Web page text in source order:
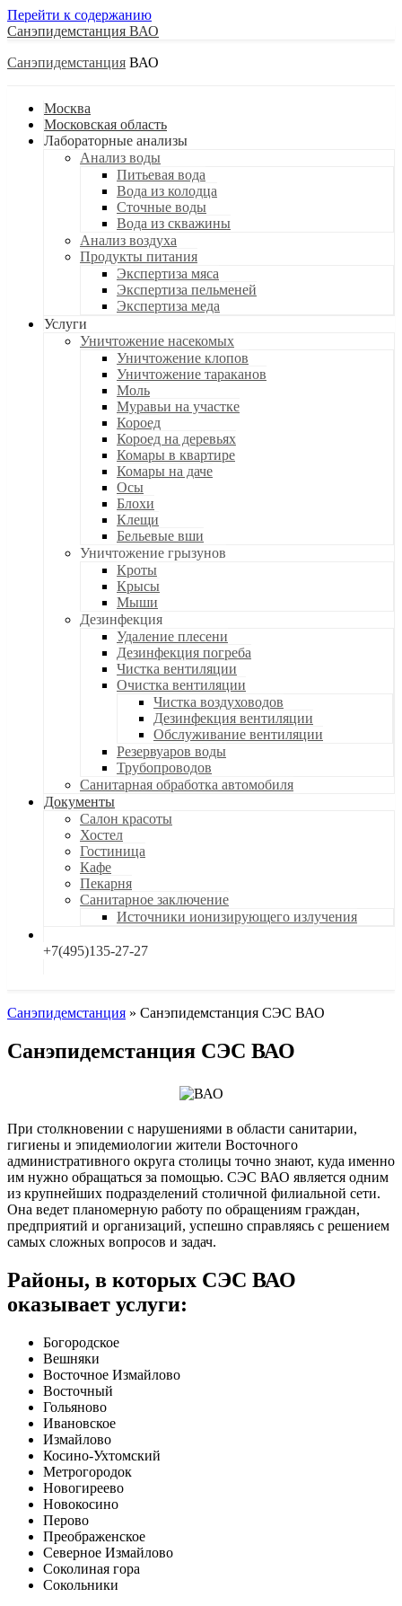
Перейти к содержанию
Санэпидемстанция
Санэпидемстанция
Москва
Московская область
Лабораторные анализы
Анализ воды
Питьевая вода
Вода из колодца
Сточные воды
Вода из скважины
Анализ воздуха
Продукты питания
Экспертиза мяса
Экспертиза пельменей
Экспертиза меда
Услуги
Уничтожение насекомых
Уничтожение клопов
Уничтожение тараканов
Моль
Муравьи на участке
Короед
Короед на деревьях
Комары в квартире
Комары на даче
Осы
Блохи
Клещи
Бельевые вши
Уничтожение грызунов
Кроты
Крысы
Мыши
Дезинфекция
Удаление плесени
Дезинфекция погреба
Чистка вентиляции
Очистка вентиляции
Чистка воздуховодов
Дезинфекция вентиляции
Обслуживание вентиляции
Резервуаров воды
Трубопроводов
Санитарная обработка автомобиля
Документы
Салон красоты
Хостел
Гостиница
Кафе
Пекарня
Санитарное заключение
Источники ионизирующего излучения
+7(495)135-27-27
Санэпидемстанция » Санэпидемстанция СЭС ВАО
Санэпидемстанция СЭС ВАО
При столкновении с нарушениями в области санитарии,
гигиены и эпидемиологии жители Восточного
административного округа столицы точно знают, куда именно
им нужно обращаться за помощью. СЭС ВАО является одним
из крупнейших подразделений столичной филиальной сети.
Она ведет планомерную работу по обращениям граждан,
предприятий и организаций, успешно справляясь с решением
самых сложных вопросов и задач.
Районы, в которых СЭС ВАО
оказывает услуги:
Богородское
Вешняки
Восточное Измайлово
Восточный
Гольяново
Ивановское
Измайлово
Косино-Ухтомский
Метрогородок
Новогиреево
Новокосино
Перово
Преображенское
Северное Измайлово
Соколиная гора
Сокольники